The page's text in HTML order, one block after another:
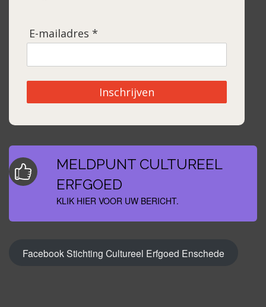
E-mailadres *
Inschrijven
MELDPUNT CULTUREEL
ERFGOED
KLIK HIER VOOR UW BERICHT.
Facebook Stichting Cultureel Erfgoed Enschede